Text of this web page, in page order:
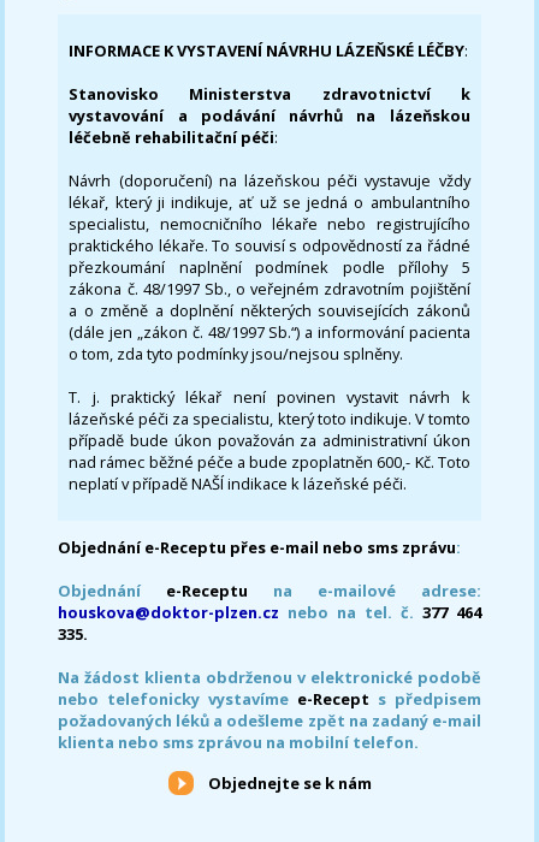
INFORMACE K VYSTAVENÍ NÁVRHU LÁZEŇSKÉ LÉČBY:
Stanovisko Ministerstva zdravotnictví k
vystavování a podávání návrhů na lázeňskou
léčebně rehabilitační péči:
Návrh (doporučení) na lázeňskou péči vystavuje vždy
lékař, který ji indikuje, ať už se jedná o ambulantního
specialistu, nemocničního lékaře nebo registrujícího
praktického lékaře. To souvisí s odpovědností za řádné
přezkoumání naplnění podmínek podle přílohy 5
zákona č. 48/1997 Sb., o veřejném zdravotním pojištění
a o změně a doplnění některých souvisejících zákonů
(dále jen „zákon č. 48/1997 Sb.“) a informování pacienta
o tom, zda tyto podmínky jsou/nejsou splněny.
T. j. praktický lékař není povinen vystavit návrh k
lázeňské péči za specialistu, který toto indikuje. V tomto
případě bude úkon považován za administrativní úkon
nad rámec běžné péče a bude zpoplatněn 600,- Kč. Toto
neplatí v případě NAŠÍ indikace k lázeňské péči.
Objednání e-Receptu přes e-mail nebo sms zprávu:
Objednání e-Receptu na e-mailové adrese:
houskova@doktor-plzen.cz nebo na tel. č. 377 464
335.
Na žádost klienta obdrženou v elektronické podobě
nebo telefonicky vystavíme e-Recept s předpisem
požadovaných léků a odešleme zpět na zadaný e-mail
klienta nebo sms zprávou na mobilní telefon.
Objednejte se k nám